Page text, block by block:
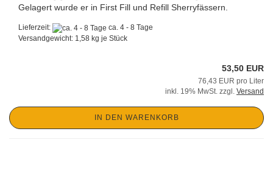
Gelagert wurde er in First Fill und Refill Sherryfässern.
Lieferzeit:
ca. 4 - 8 Tage
Versandgewicht: 1,58 kg je Stück
53,50 EUR
76,43 EUR pro Liter
inkl. 19% MwSt. zzgl. Versand
IN DEN WARENKORB